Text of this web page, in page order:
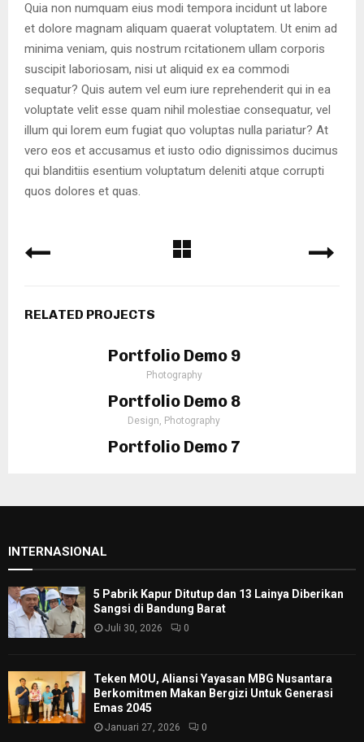
Quia non numquam eius modi tempora incidunt ut labore
et dolore magnam aliquam quaerat voluptatem. Ut enim ad
minima veniam, quis nostrum rcitationem ullam corporis
suscipit laboriosam, nisi ut aliquid ex ea commodi
sequatur? Quis autem vel eum iure reprehenderit qui in ea
voluptate velit esse quam nihil molestiae consequatur, vel
illum qui lorem eum fugiat quo voluptas nulla pariatur? At
vero eos et accusamus et iusto odio dignissimos ducimus
qui blanditiis esentium voluptatum deleniti atque corrupti
quos dolores et quas.
RELATED PROJECTS
Portfolio Demo 9
Photography
Portfolio Demo 8
Design, Photography
Portfolio Demo 7
INTERNASIONAL
5 Pabrik Kapur Ditutup dan 13 Lainya Diberikan
Sangsi di Bandung Barat
Juli 30, 2026 0
Teken MOU, Aliansi Yayasan MBG Nusantara
Berkomitmen Makan Bergizi Untuk Generasi
Emas 2045
Januari 27, 2026 0